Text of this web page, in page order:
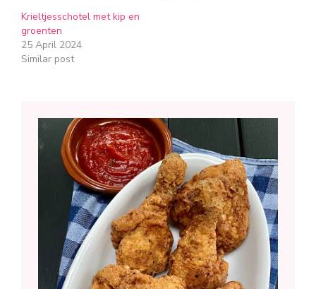
Krieltjesschotel met kip en
groenten
25 April 2024
Similar post